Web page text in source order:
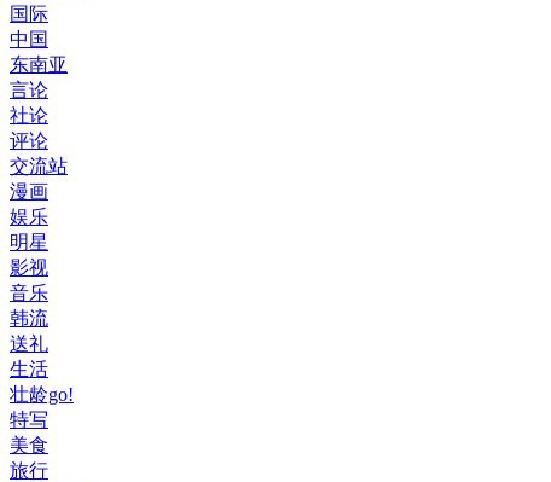
国际
中国
东南亚
言论
社论
评论
交流站
漫画
娱乐
明星
影视
音乐
韩流
送礼
生活
壮龄go!
特写
美食
旅行